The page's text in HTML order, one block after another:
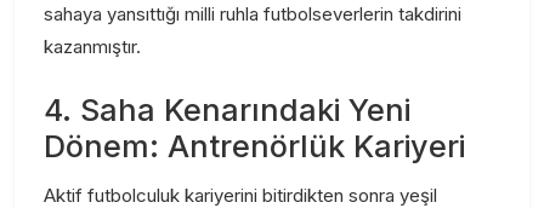
sahaya yansıttığı milli ruhla futbolseverlerin takdirini
kazanmıştır.
4. Saha Kenarındaki Yeni
Dönem: Antrenörlük Kariyeri
Aktif futbolculuk kariyerini bitirdikten sonra yeşil